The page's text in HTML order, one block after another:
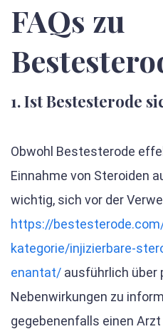
FAQs zu
1. Ist Bestesterode
Obwohl Bestesterode
Einnahme von Steroiden
wichtig, sich vor der
https://
kategorie/injizierbare-
enantat/ ausführlich über
Nebenwirkungen zu
gegebenenfalls einen